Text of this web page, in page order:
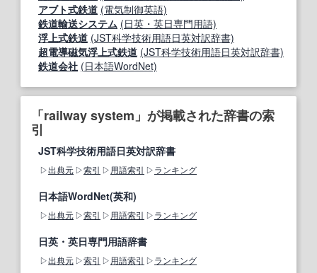
アブト式鉄道 (電気制御英語)
鉄道輸送システム (日英・英日専門用語)
浮上式鉄道 (JST科学技術用語日英対訳辞書)
超電導磁気浮上式鉄道 (JST科学技術用語日英対訳辞書)
鉄道会社 (日本語WordNet)
「railway system」が掲載された辞書の索
引
JST科学技術用語日英対訳辞書
出典元 索引 用語索引 ランキング
日本語WordNet(英和)
出典元 索引 用語索引 ランキング
日英・英日専門用語辞書
出典元 索引 用語索引 ランキング